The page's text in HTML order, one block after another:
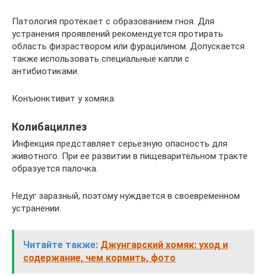
Патология протекает с образованием гноя. Для
устранения проявлений рекомендуется протирать
область физраствором или фурацилином. Допускается
также использовать специальные капли с
антибиотиками.
Конъюнктивит у хомяка
Колибациллез
Инфекция представляет серьезную опасность для
животного. При ее развитии в пищеварительном тракте
образуется палочка.
Недуг заразный, поэтому нуждается в своевременном
устранении.
Читайте также: Джунгарский хомяк: уход и
содержание, чем кормить, фото